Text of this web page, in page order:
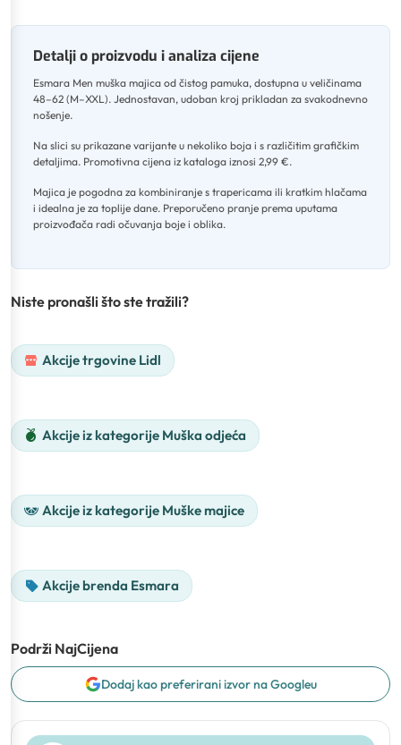
Detalji o proizvodu i analiza cijene
Esmara Men muška majica od čistog pamuka, dostupna u veličinama
48–62 (M–XXL). Jednostavan, udoban kroj prikladan za svakodnevno
nošenje.
Na slici su prikazane varijante u nekoliko boja i s različitim grafičkim
detaljima. Promotivna cijena iz kataloga iznosi 2,99 €.
Majica je pogodna za kombiniranje s trapericama ili kratkim hlačama
i idealna je za toplije dane. Preporučeno pranje prema uputama
proizvođača radi očuvanja boje i oblika.
Niste pronašli što ste tražili?
Akcije trgovine Lidl
Akcije iz kategorije Muška odjeća
Akcije iz kategorije Muške majice
Akcije brenda Esmara
Podrži NajCijena
Dodaj kao preferirani izvor na Googleu